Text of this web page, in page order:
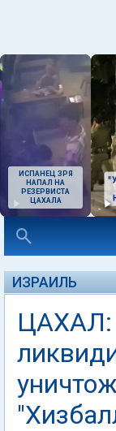
ИСПАНЕЦ ЗРЯ
НАПАЛ НА
РЕЗЕРВИСТА
ЦАХАЛА
ИЗРАИЛЬ
ЦАХАЛ: